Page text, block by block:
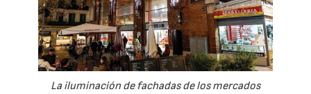
La iluminación de fachadas de los mercados